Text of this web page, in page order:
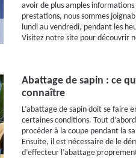
avoir de plus amples informations
prestations, nous sommes
lundi au vendredi, pendant les
Visitez notre site pour découvrir
Abattage de sapin : ce
connaître
L’abattage de sapin doit se faire
certaines conditions. Tout
procéder à la coupe pendant la
Ensuite, il est nécessaire de le
d’effecteur l’abattage